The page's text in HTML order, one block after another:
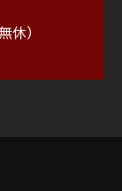
）